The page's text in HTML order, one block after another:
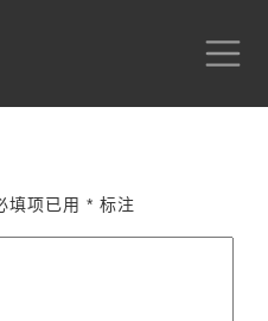
填项已用 * 标注